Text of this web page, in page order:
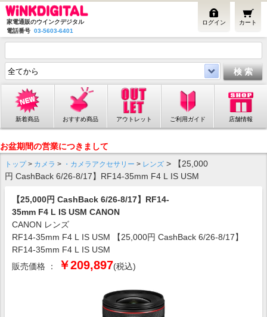
家電通販のウインクデジタル
電話番号 03-5603-6401
カート
ログイン
新着商品 おすすめ商品 アウトレット ご利用ガイド 店舗情報
お盆期間の営業につきまして
トップ> カメラ > ・カメラアクセサリー > レンズ > 【25,000
円 CashBack 6/26-8/17】RF14-35mm F4 L IS USM
【25,000円 CashBack 6/26-8/17】RF14-
35mm F4 L IS USM CANON
CANON レンズ
RF14-35mm F4 L IS USM 【25,000円 CashBack 6/26-8/17】
RF14-35mm F4 L IS USM
販売価格 ：
￥209,897(税込)